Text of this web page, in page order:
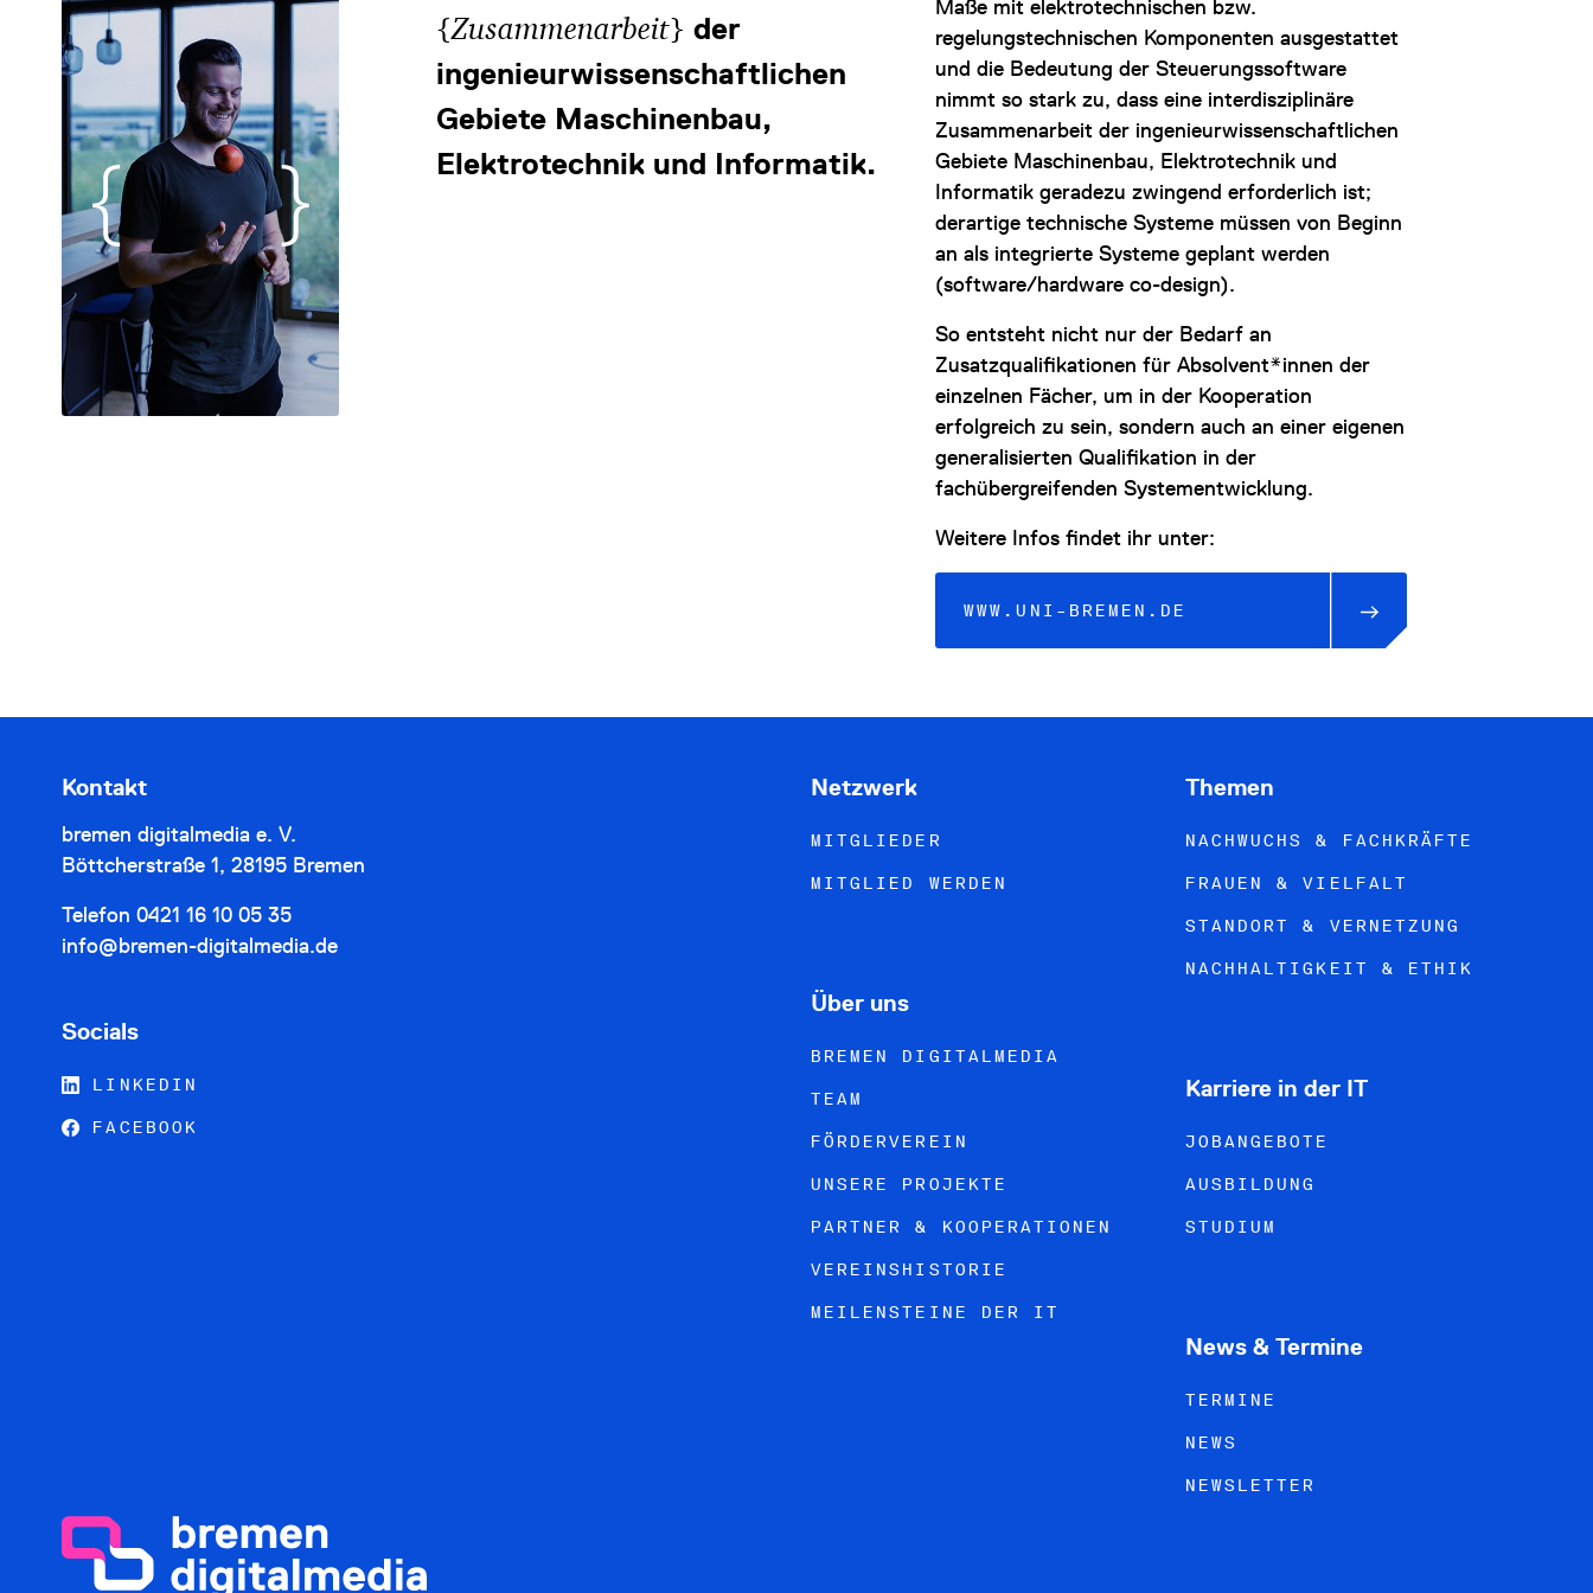
DATENSCHUTZ
IMPRESSUM
DOWNLOADS
COOKIE-EINSTELLUNGEN
{Zusammenarbeit} der
ingenieurwissenschaftlichen
Gebiete Maschinenbau,
Elektrotechnik und Informatik.
Maße mit elektrotechnischen bzw.
regelungstechnischen Komponenten ausgestattet
und die Bedeutung der Steuerungssoftware
nimmt so stark zu, dass eine interdisziplinäre
Zusammenarbeit der ingenieurwissenschaftlichen
Gebiete Maschinenbau, Elektrotechnik und
Informatik geradezu zwingend erforderlich ist;
derartige technische Systeme müssen von Beginn
an als integrierte Systeme geplant werden
(software/hardware co-design).
So entsteht nicht nur der Bedarf an
Zusatzqualifikationen für Absolvent*innen der
einzelnen Fächer, um in der Kooperation
erfolgreich zu sein, sondern auch an einer eigenen
generalisierten Qualifikation in der
fachübergreifenden Systementwicklung.
Weitere Infos findet ihr unter:
WWW.UNI-BREMEN.DE
Kontakt
bremen digitalmedia e. V.
Böttcherstraße 1, 28195 Bremen
Telefon0421 16 10 05 35
info@bremen-digitalmedia.de
Socials
LINKEDIN
FACEBOOK
Netzwerk
MITGLIEDER
MITGLIED WERDEN
Über uns
BREMEN DIGITALMEDIA
TEAM
FÖRDERVEREIN
UNSERE PROJEKTE
PARTNER & KOOPERATIONEN
VEREINSHISTORIE
MEILENSTEINE DER IT
Themen
NACHWUCHS & FACHKRÄFTE
FRAUEN & VIELFALT
STANDORT & VERNETZUNG
NACHHALTIGKEIT & ETHIK
Karriere in der IT
JOBANGEBOTE
AUSBILDUNG
STUDIUM
News & Termine
TERMINE
NEWS
NEWSLETTER